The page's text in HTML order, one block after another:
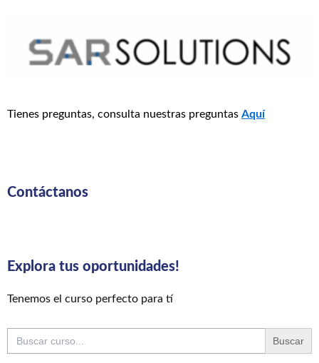
Tienes preguntas, consulta nuestras preguntas Aquí
Contáctanos
Explora tus oportunidades!
Tenemos el curso perfecto para tí
Buscar: